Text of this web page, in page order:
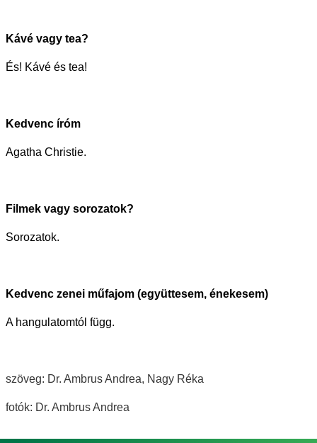
Kávé vagy tea?
És! Kávé és tea!
Kedvenc íróm
Agatha Christie.
Filmek vagy sorozatok?
Sorozatok.
Kedvenc zenei műfajom (együttesem, énekesem)
A hangulatomtól függ.
szöveg: Dr. Ambrus Andrea, Nagy Réka
fotók: Dr. Ambrus Andrea